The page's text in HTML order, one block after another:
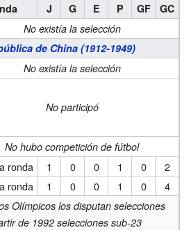
J G E P GF GC
No existía la selección
de China (1912-1949)
No existía la selección
No participó
No hubo competición de fútbol
ronda 1 0 0 1 0
2
ronda 1 0 0 1 0 4
Olímpicos los disputan selecciones
de 1992 selecciones sub-23